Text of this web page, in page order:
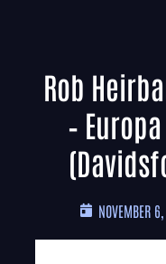
Rob
–
NOVEMBER